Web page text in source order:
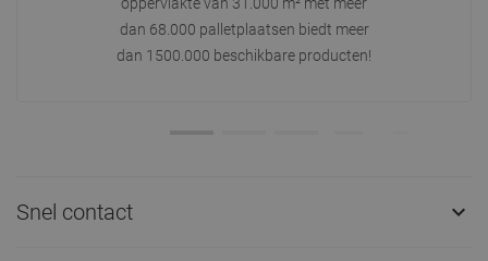
dan 68.000 palletplaatsen biedt meer
dan 1500.000 beschikbare producten!
Snel contact 